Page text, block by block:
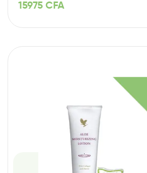
15975 CFA